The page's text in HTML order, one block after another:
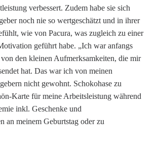
verbessert. Zudem habe sie sich
noch nie so wertgeschätzt und in ihrer
wie von Pacura, was zugleich zu einer
geführt habe. „Ich war anfangs
den kleinen Aufmerksamkeiten, die mir
hat. Das war ich von meinen
nicht gewohnt. Schokohase zu
Karte für meine Arbeitsleistung während
inkl. Geschenke und
an meinem Geburtstag oder zu